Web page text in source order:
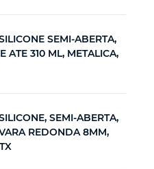
SEMI-ABERTA,
ATE 310 ML, METALICA,
SEMI-ABERTA,
REDONDA 8MM,